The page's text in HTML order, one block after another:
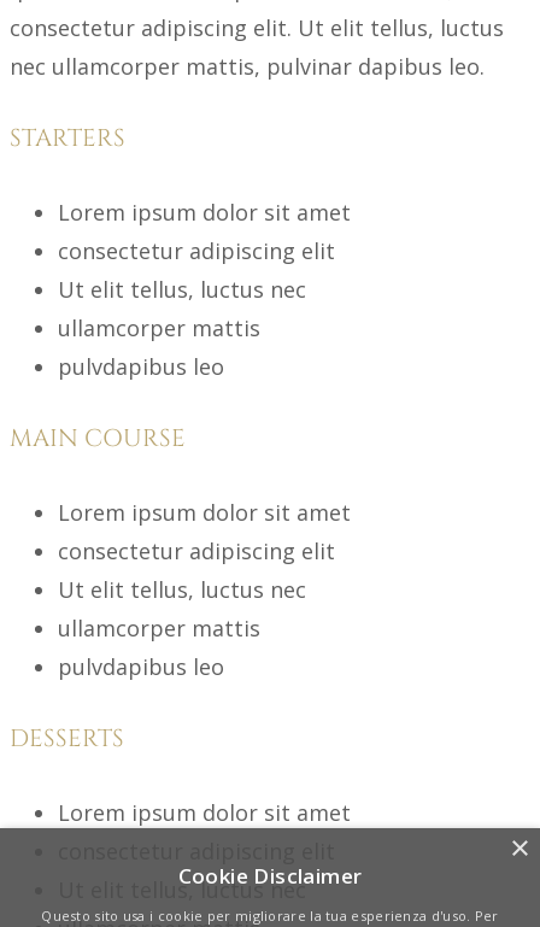
consectetur adipiscing elit. Ut elit tellus, luctus
nec ullamcorper mattis, pulvinar dapibus leo.
STARTERS
Lorem ipsum dolor sit amet
consectetur adipiscing elit
Ut elit tellus, luctus nec
ullamcorper mattis
pulvdapibus leo
MAIN COURSE
Lorem ipsum dolor sit amet
consectetur adipiscing elit
Ut elit tellus, luctus nec
ullamcorper mattis
pulvdapibus leo
DESSERTS
Lorem ipsum dolor sit amet
Ut elit tellus, luctus nec
Cookie Disclaimer
Questo sito usa i cookie per migliorare la tua esperienza d'uso. Per
×